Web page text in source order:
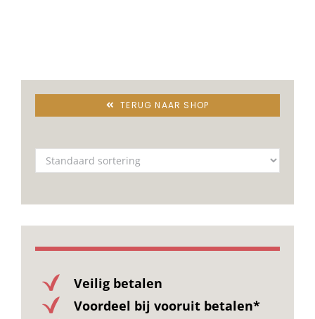
Accessoires en Kado
TERUG NAAR SHOP
Veilig betalen
Voordeel bij vooruit betalen*